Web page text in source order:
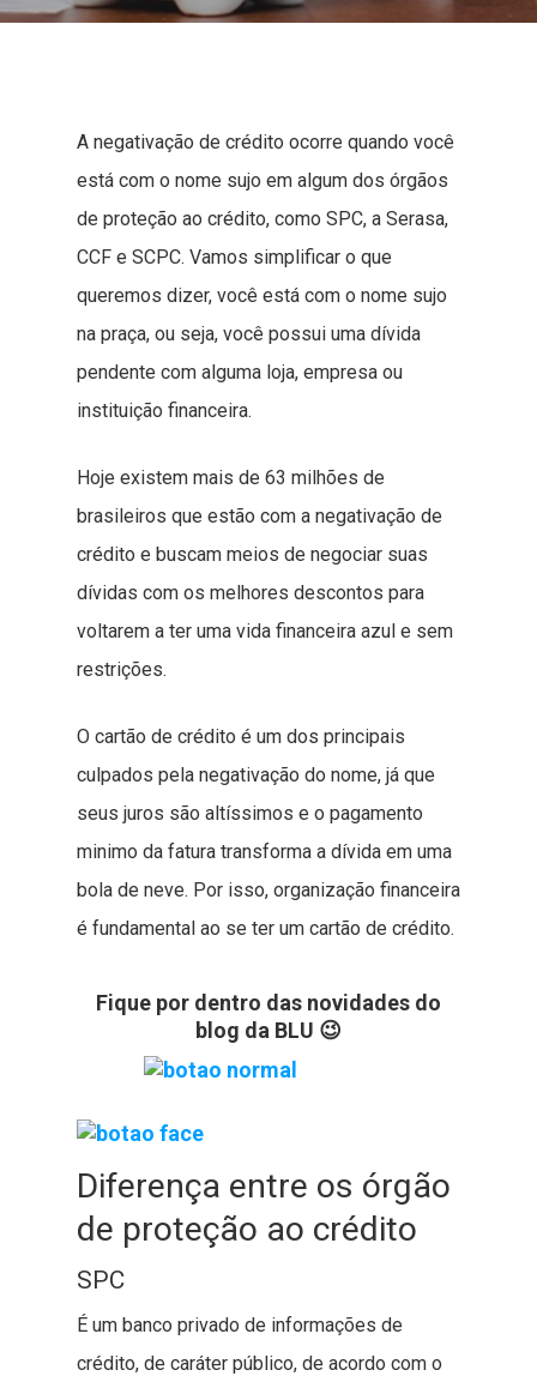
A negativação de crédito ocorre quando você
está com o nome sujo em algum dos órgãos
de proteção ao crédito, como SPC, a Serasa,
CCF e SCPC. Vamos simplificar o que
queremos dizer, você está com o nome sujo
na praça, ou seja, você possui uma dívida
pendente com alguma loja, empresa ou
instituição financeira.
Hoje existem mais de 63 milhões de
brasileiros que estão com a negativação de
crédito e buscam meios de negociar suas
dívidas com os melhores descontos para
voltarem a ter uma vida financeira azul e sem
restrições.
O cartão de crédito é um dos principais
culpados pela negativação do nome, já que
seus juros são altíssimos e o pagamento
minimo da fatura transforma a dívida em uma
bola de neve. Por isso, organização financeira
é fundamental ao se ter um cartão de crédito.
Fique por dentro das novidades do
blog da BLU 😉
Diferença entre os órgão
de proteção ao crédito
SPC
É um banco privado de informações de
crédito, de caráter público, de acordo com o